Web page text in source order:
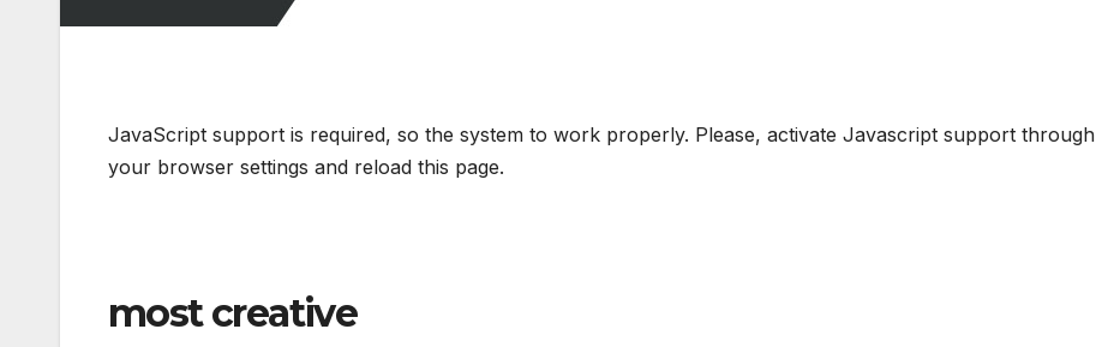
JavaScript support is required, so the system to work properly. Please, activate Javascript support through
your browser settings and reload this page.
most creative